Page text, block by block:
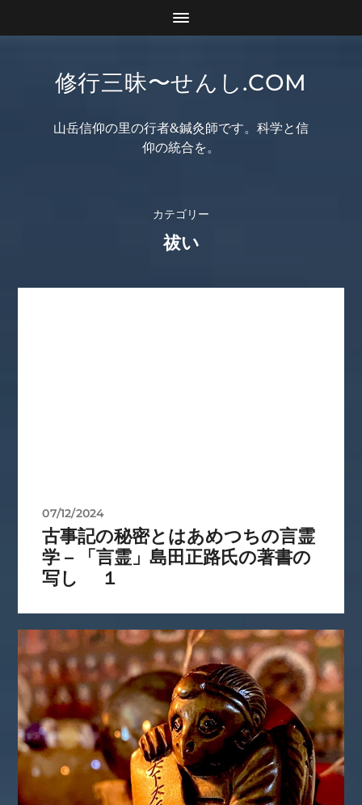
修行三昧〜せんし.COM
山岳信仰の里の行者&鍼灸師です。科学と信
仰の統合を。
カテゴリー
祓い
07/12/2024
古事記の秘密とはあめつちの言霊
学 – 「言霊」島田正路氏の著書の
写し １